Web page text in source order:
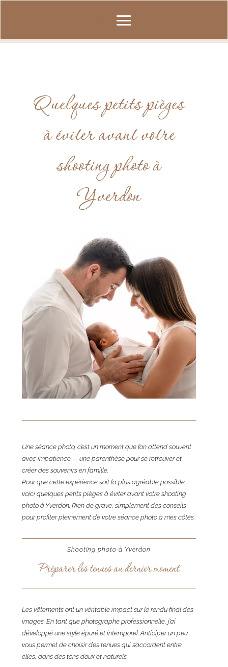
Quelques petits pièges
à éviter avant votre
shooting photo à
Yverdon
Une séance photo, c’est un moment que l’on attend souvent
avec impatience — une parenthèse pour se retrouver et
créer des souvenirs en famille.
Pour que cette expérience soit la plus agréable possible,
voici quelques petits pièges à éviter avant votre shooting
photo à Yverdon. Rien de grave, simplement des conseils
pour profiter pleinement de votre séance photo à mes côtés.
Shooting photo à Yverdon
Préparer les tenues au dernier moment
Les vêtements ont un véritable impact sur le rendu final des
images. En tant que photographe professionnelle, j’ai
développé une style épuré et intemporel. Anticiper un peu
vous permet de choisir des tenues qui s’accordent entre
elles, dans des tons doux et naturels.